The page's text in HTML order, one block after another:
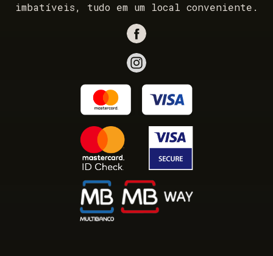
imbatíveis, tudo em um local conveniente.